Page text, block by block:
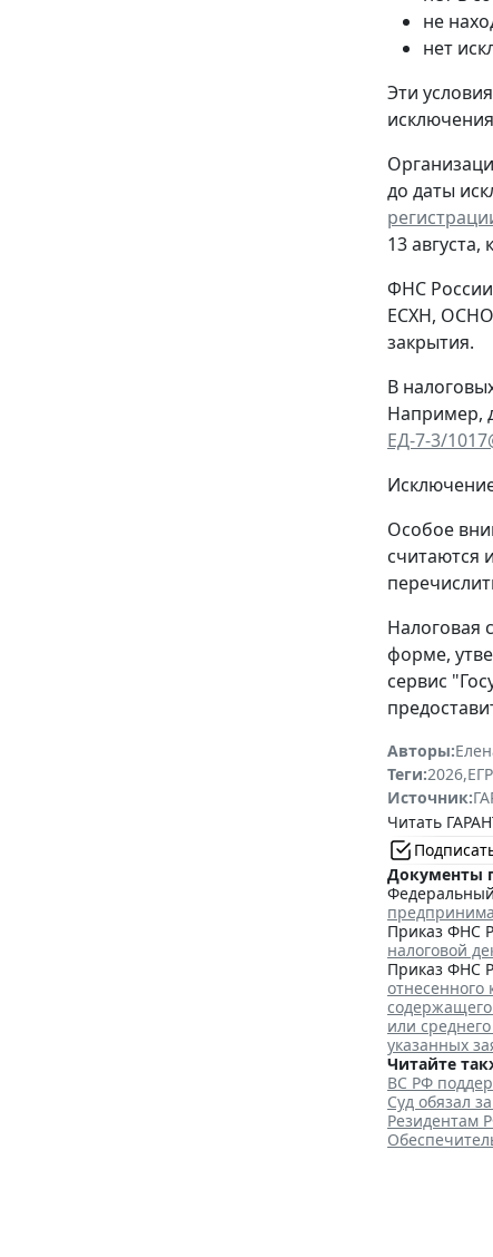
не
нет
Эти
до даты
13 августа,
ФНС
ЕСХН,
закрытия.
В
Например,
ЕД-7-3/
Особое
считаются
Налоговая
форме,
сервис
Авторы:
Теги:2026,
Источник:
Читать
Документы
Приказ ФНС
налоговой
Приказ ФНС
отнесенного
или
указанных
Читайте
ВС РФ
Суд обязал
Резидентам